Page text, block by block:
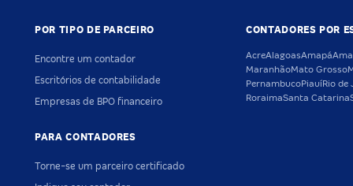
POR TIPO DE PARCEIRO
Encontre um contador
Escritórios de contabilidade
Empresas de BPO financeiro
PARA CONTADORES
Torne-se um parceiro certificado
CONTADORES POR
AcreAlagoasAmapá
MaranhãoMato Grosso
PernambucoPiauíRio de
RoraimaSanta Catarina